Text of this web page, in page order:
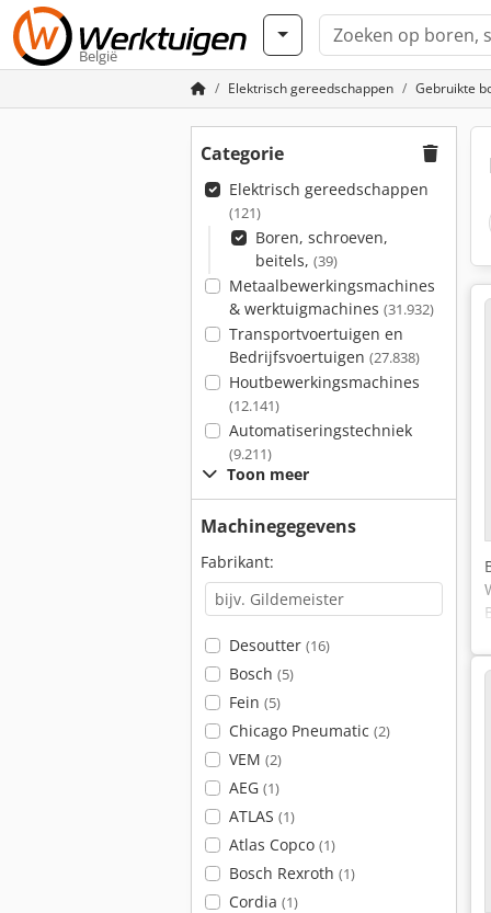
België
Elektrisch gereedschappen Gebruikte
Categorie
Elektrisch gereedschappen
(121)
Boren, schroeven,
beitels, (39)
Metaalbewerkingsmachines
& werktuigmachines (31.932)
Transportvoertuigen en
Bedrijfsvoertuigen (27.838)
Houtbewerkingsmachines
(12.141)
Automatiseringstechniek
(9.211)
Toon meer
Machinegegevens
Fabrikant:
Desoutter (16)
Bosch (5)
Fein (5)
Chicago Pneumatic (2)
VEM (2)
AEG (1)
ATLAS (1)
Atlas Copco (1)
Bosch Rexroth (1)
Cordia (1)